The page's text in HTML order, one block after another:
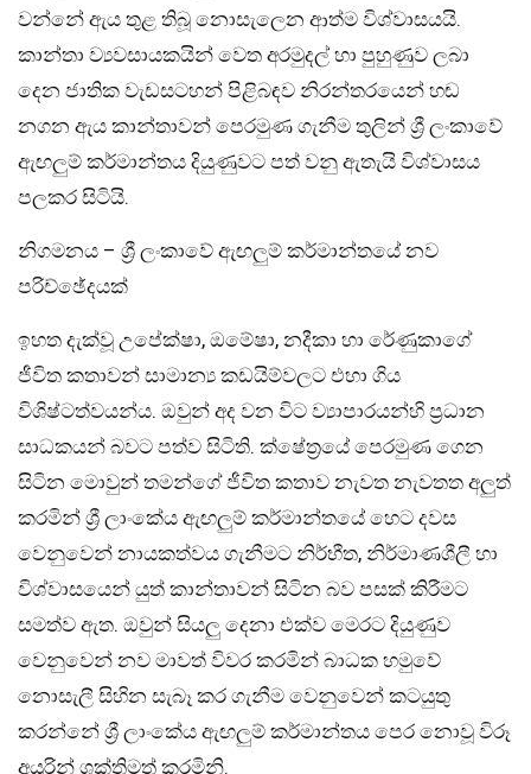
වන්නේ ඇය තුළ තිබූ නොසැලෙන ආත්ම විශ්වාසයයි.
කාන්තා ව්‍යවසායකයින් වෙත අරමුදල් හා පුහුණුව ලබා
දෙන ජාතික වැඩසටහන් පිළිබඳව නිරන්තරයෙන් හඬ
නගන ඇය කාන්තාවන් පෙරමුණ ගැනීම තුලින් ශ්‍රී ලංකාවේ
ඇඟලුම් කර්මාන්තය දියුණුවට පත් වනු ඇතැයි විශ්වාසය
පලකර සිටියි.
නිගමනය – ශ්‍රී ලංකාවේ ඇඟලුම් කර්මාන්තයේ නව
පරිච්ඡේදයක්
ඉහත දැක්වූ උපේක්ෂා, ඔමේෂා, නදීකා හා රේණුකාගේ
ජීවිත කතාවන් සාමාන්‍ය කඩයිම්වලට එහා ගිය
විශිෂ්ටත්වයන්ය. ඔවුන් අද වන විට ව්‍යාපාරයන්හි ප්‍රධාන
සාධකයන් බවට පත්ව සිටිති. ක්ෂේත්‍රයේ පෙරමුණ ගෙන
සිටින මොවුන් තමන්ගේ ජීවිත කතාව නැවත නැවතත අලුත්
කරමින් ශ්‍රී ලාංකේය ඇඟලුම් කර්මාන්තයේ හෙට දවස
වෙනුවෙන් නායකත්වය ගැනීමට නිර්භීත, නිර්මාණශීලී හා
විශ්වාසයෙන් යුත් කාන්තාවන් සිටින බව පසක් කිරීමට
සමත්ව ඇත. ඔවුන් සියලු දෙනා එක්ව මෙරට දියුණුව
වෙනුවෙන් නව මාවත් විවර කරමින් බාධක හමුවේ
නොසැලී සිහින සැබෑ කර ගැනීම වෙනුවෙන් කටයුතු
කරන්නේ ශ්‍රී ලාංකේය ඇඟලුම් කර්මාන්තය පෙර නොවූ විරූ
අයුරින් ශක්තිමත් කරමිනි.